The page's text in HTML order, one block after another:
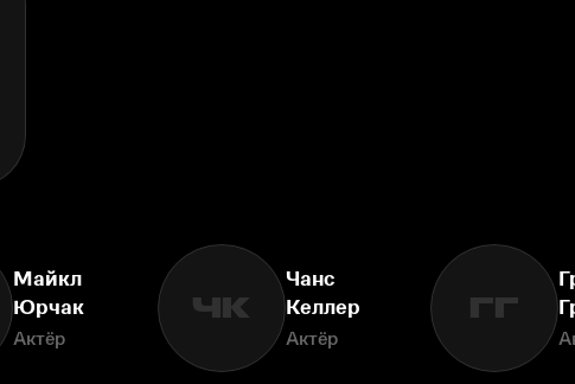
Майкл
Юрчак
Актёр
ЧК
Чанс
Келлер
Актёр
ГГ